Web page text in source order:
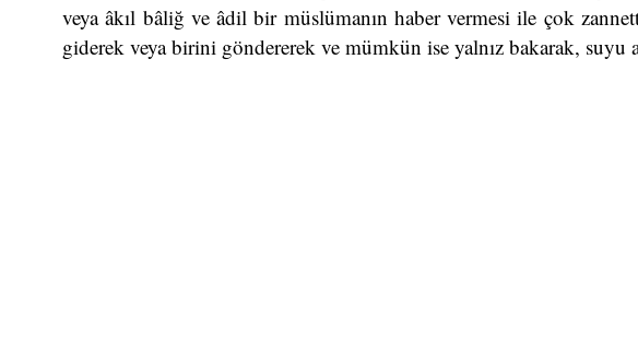
veya âkıl bâliğ ve âdil bir müslümanın haber vermesi ile çok
giderek veya birini göndererek ve mümkün ise yalnız bakarak, suyu